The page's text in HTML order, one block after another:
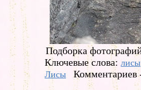
Подборка
Ключевые слова: лисы
Лисы
Комментариев